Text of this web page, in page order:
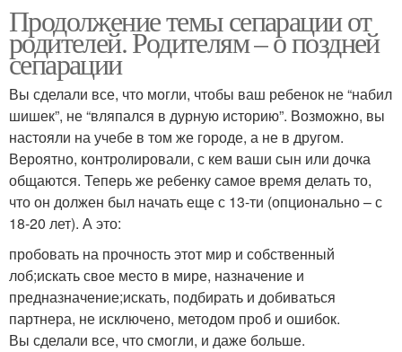
Продолжение темы сепарации от
родителей. Родителям – о поздней
сепарации
Вы сделали все, что могли, чтобы ваш ребенок не “набил
шишек”, не “вляпался в дурную историю”. Возможно, вы
настояли на учебе в том же городе, а не в другом.
Вероятно, контролировали, с кем ваши сын или дочка
общаются. Теперь же ребенку самое время делать то,
что он должен был начать еще с 13-ти (опционально – с
18-20 лет). А это:
пробовать на прочность этот мир и собственный
лоб;искать свое место в мире, назначение и
предназначение;искать, подбирать и добиваться
партнера, не исключено, методом проб и ошибок.
Вы сделали все, что смогли, и даже больше.